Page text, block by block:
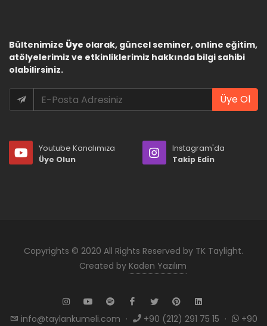
Bültenimize Üye olarak, güncel seminer, online eğitim,
atölyelerimiz ve etkinliklerimiz hakkında bilgi sahibi
olabilirsiniz.
Üye Ol
Youtube Kanalımıza
Üye Olun
Instagram'da
Takip Edin
Copyrights © 2020 All Rights Reserved by TK Taylight.
Created by Kaden Yazılım
info@taylankumeli.com · +90 (212) 291 75 15 · +90